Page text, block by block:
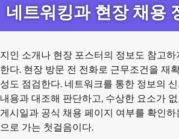
네트워킹과 현장 채용
지인 소개나 현장 포스터의 정보도 참고
한다. 현장 방문 전 전화로 근무조건을 재
성도 점검한다. 네트워크를 통한 정보의
내용과 대조해 판단하고, 수상한 요소가
게시일과 공식 채용 페이지 여부를 확인
으로 가는 첫걸음이다.